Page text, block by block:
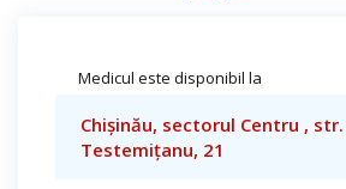
Medicul este disponibil la
Chișinău, sectorul Centru , str.
Testemițanu, 21